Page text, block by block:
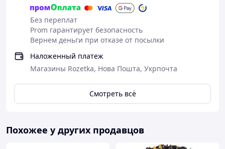
Без переплат
Prom гарантирует безопасность
Вернем деньги при отказе от посылки
Наложенный платеж
Магазины Rozetka, Нова Пошта, Укрпочта
Смотреть всё
Похожее у других продавцов